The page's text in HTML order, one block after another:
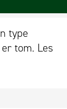
type
tom. Les